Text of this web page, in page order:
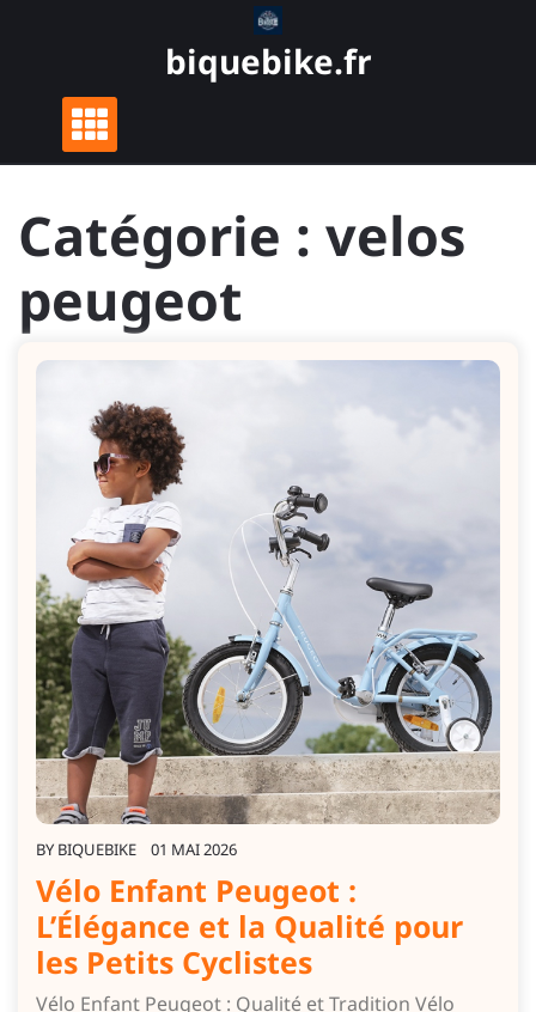
biquebike.fr
Catégorie : velos
peugeot
BY BIQUEBIKE 01 MAI 2026
Vélo Enfant Peugeot :
L’Élégance et la Qualité pour
les Petits Cyclistes
Vélo Enfant Peugeot : Qualité et Tradition Vélo